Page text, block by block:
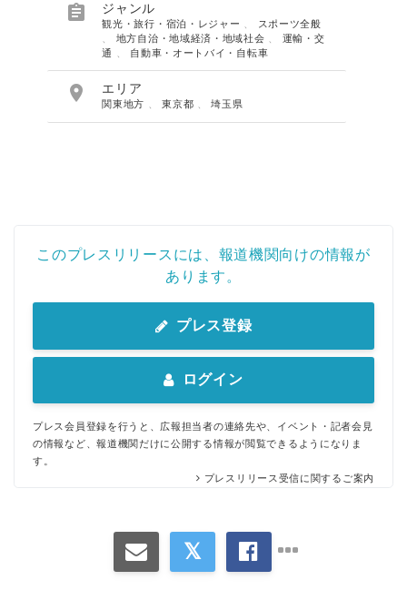
 ジャンル
観光・旅行・宿泊・レジャー
スポーツ全般
地方自治・地域経済・地域社会
運輸・交
通
自動車・オートバイ・自転車
 エリア
関東地方 、東京都 、埼玉県
このプレスリリースには、報道機関向けの情報が
あります。
プレス登録
ログイン
プレス会員登録を行うと、広報担当者の連絡先や、イベント・記者会見
の情報など、報道機関だけに公開する情報が閲覧できるようになりま
す。
プレスリリース受信に関するご案内